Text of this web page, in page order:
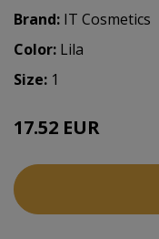
Brand: IT Cosmetics
Color: Lila
Size: 1
17.52 EUR